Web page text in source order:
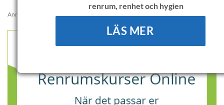
Annons:
renrum, renhet och hygien
LÄS MER